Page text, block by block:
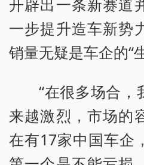
一步提升造车新势
销量无疑是车企的“
“在很多场合，
来越激烈，市场的
在有17家中国车企